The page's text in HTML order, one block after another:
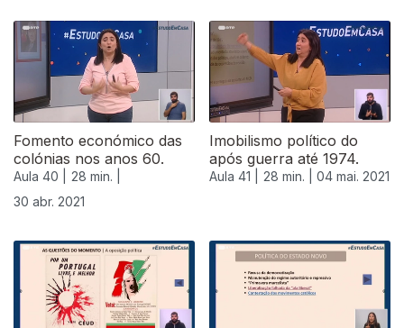
Fomento económico das
colónias nos anos 60.
Aula 40 |
28 min. |
30 abr. 2021
Imobilismo político do
após guerra até 1974.
Aula 41 | 28 min. | 04 mai. 2021